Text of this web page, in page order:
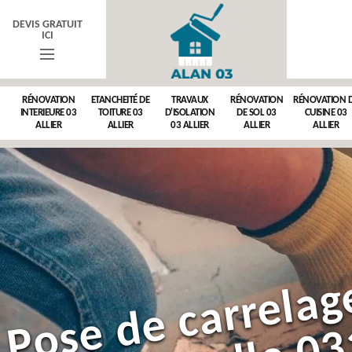
DEVIS GRATUIT
ICI
RÉNOVATION
INTERIEURE 03
ALLIER
ETANCHEITÉ DE
TOITURE 03
ALLIER
TRAVAUX
D'ISOLATION
03 ALLIER
RÉNOVATION
DE SOL 03
ALLIER
RÉNOVATION
CUISINE 03
ALLIER